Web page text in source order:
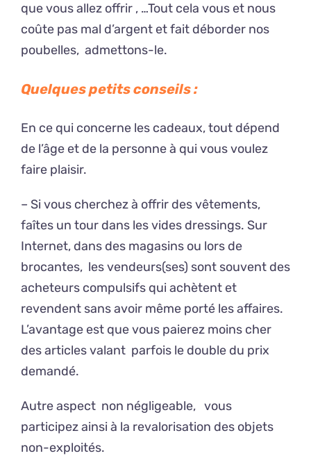
que vous allez offrir , …Tout cela vous et nous
coûte pas mal d’argent et fait déborder nos
poubelles, admettons-le.
Quelques petits conseils :
En ce qui concerne les cadeaux, tout dépend
de l’âge et de la personne à qui vous voulez
faire plaisir.
– Si vous cherchez à offrir des vêtements,
faîtes un tour dans les vides dressings. Sur
Internet, dans des magasins ou lors de
brocantes, les vendeurs(ses) sont souvent des
acheteurs compulsifs qui achètent et
revendent sans avoir même porté les affaires.
L’avantage est que vous paierez moins cher
des articles valant parfois le double du prix
demandé.
Autre aspect non négligeable, vous
participez ainsi à la revalorisation des objets
non-exploités.